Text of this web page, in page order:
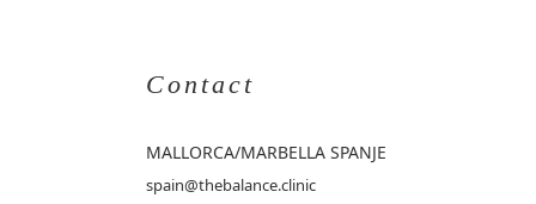
Contact
MALLORCA/MARBELLA SPANJE
spain@thebalance.clinic